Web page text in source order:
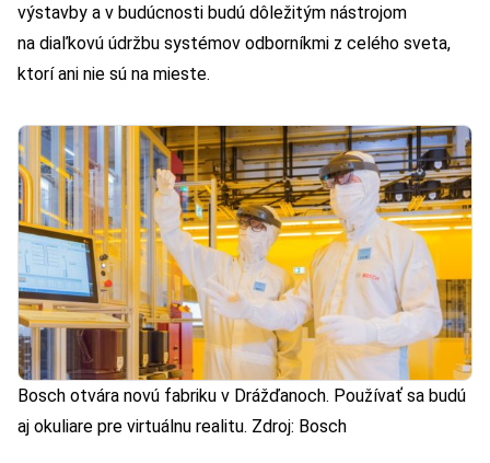
výstavby a v budúcnosti budú dôležitým nástrojom
na diaľkovú údržbu systémov odborníkmi z celého sveta,
ktorí ani nie sú na mieste.
Bosch otvára novú fabriku v Drážďanoch. Používať sa budú
aj okuliare pre virtuálnu realitu. Zdroj: Bosch